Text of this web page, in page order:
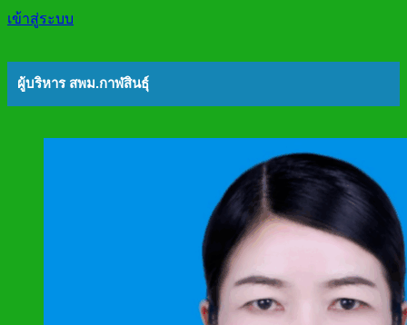
เข้าสู่ระบบ
ผู้บริหาร สพม.กาฬสินธุ์